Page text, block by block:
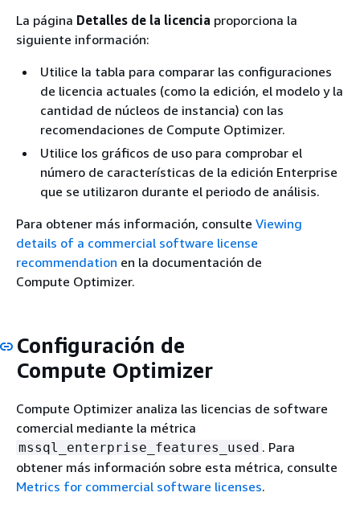
La página Detalles de la licencia proporciona la
siguiente información:
Utilice la tabla para comparar las configuraciones
de licencia actuales (como la edición, el modelo y la
cantidad de núcleos de instancia) con las
recomendaciones de Compute Optimizer.
Utilice los gráficos de uso para comprobar el
número de características de la edición Enterprise
que se utilizaron durante el periodo de análisis.
Para obtener más información, consulte Viewing
details of a commercial software license
recommendation en la documentación de
Compute Optimizer.
Configuración de
Compute Optimizer
Compute Optimizer analiza las licencias de software
comercial mediante la métrica
mssql_enterprise_features_used . Para
obtener más información sobre esta métrica, consulte
Metrics for commercial software licenses.